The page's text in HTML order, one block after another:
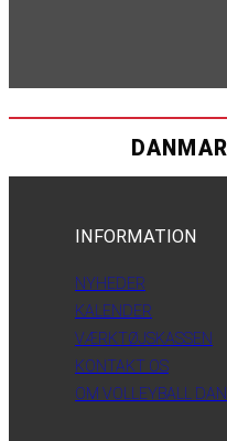
INFORMATION
NYHEDER
KALENDER
VÆRKTØJSKASSEN
KONTAKT OS
OM VOLLEYBALL